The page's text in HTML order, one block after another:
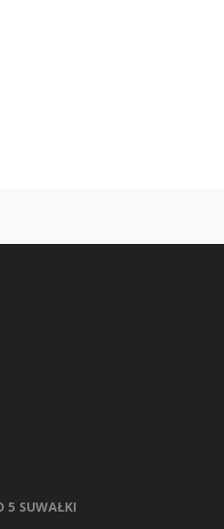
5 SUWAŁKI